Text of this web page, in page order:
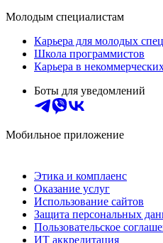
Молодым специалистам
Карьера для молодых
Школа программистов
Карьера в
Боты для уведомлений
Мобильное приложение
Этика и комплаенс
Оказание услуг
Использование сайтов
Защита персональных
Пользовательское
ИТ аккредитация